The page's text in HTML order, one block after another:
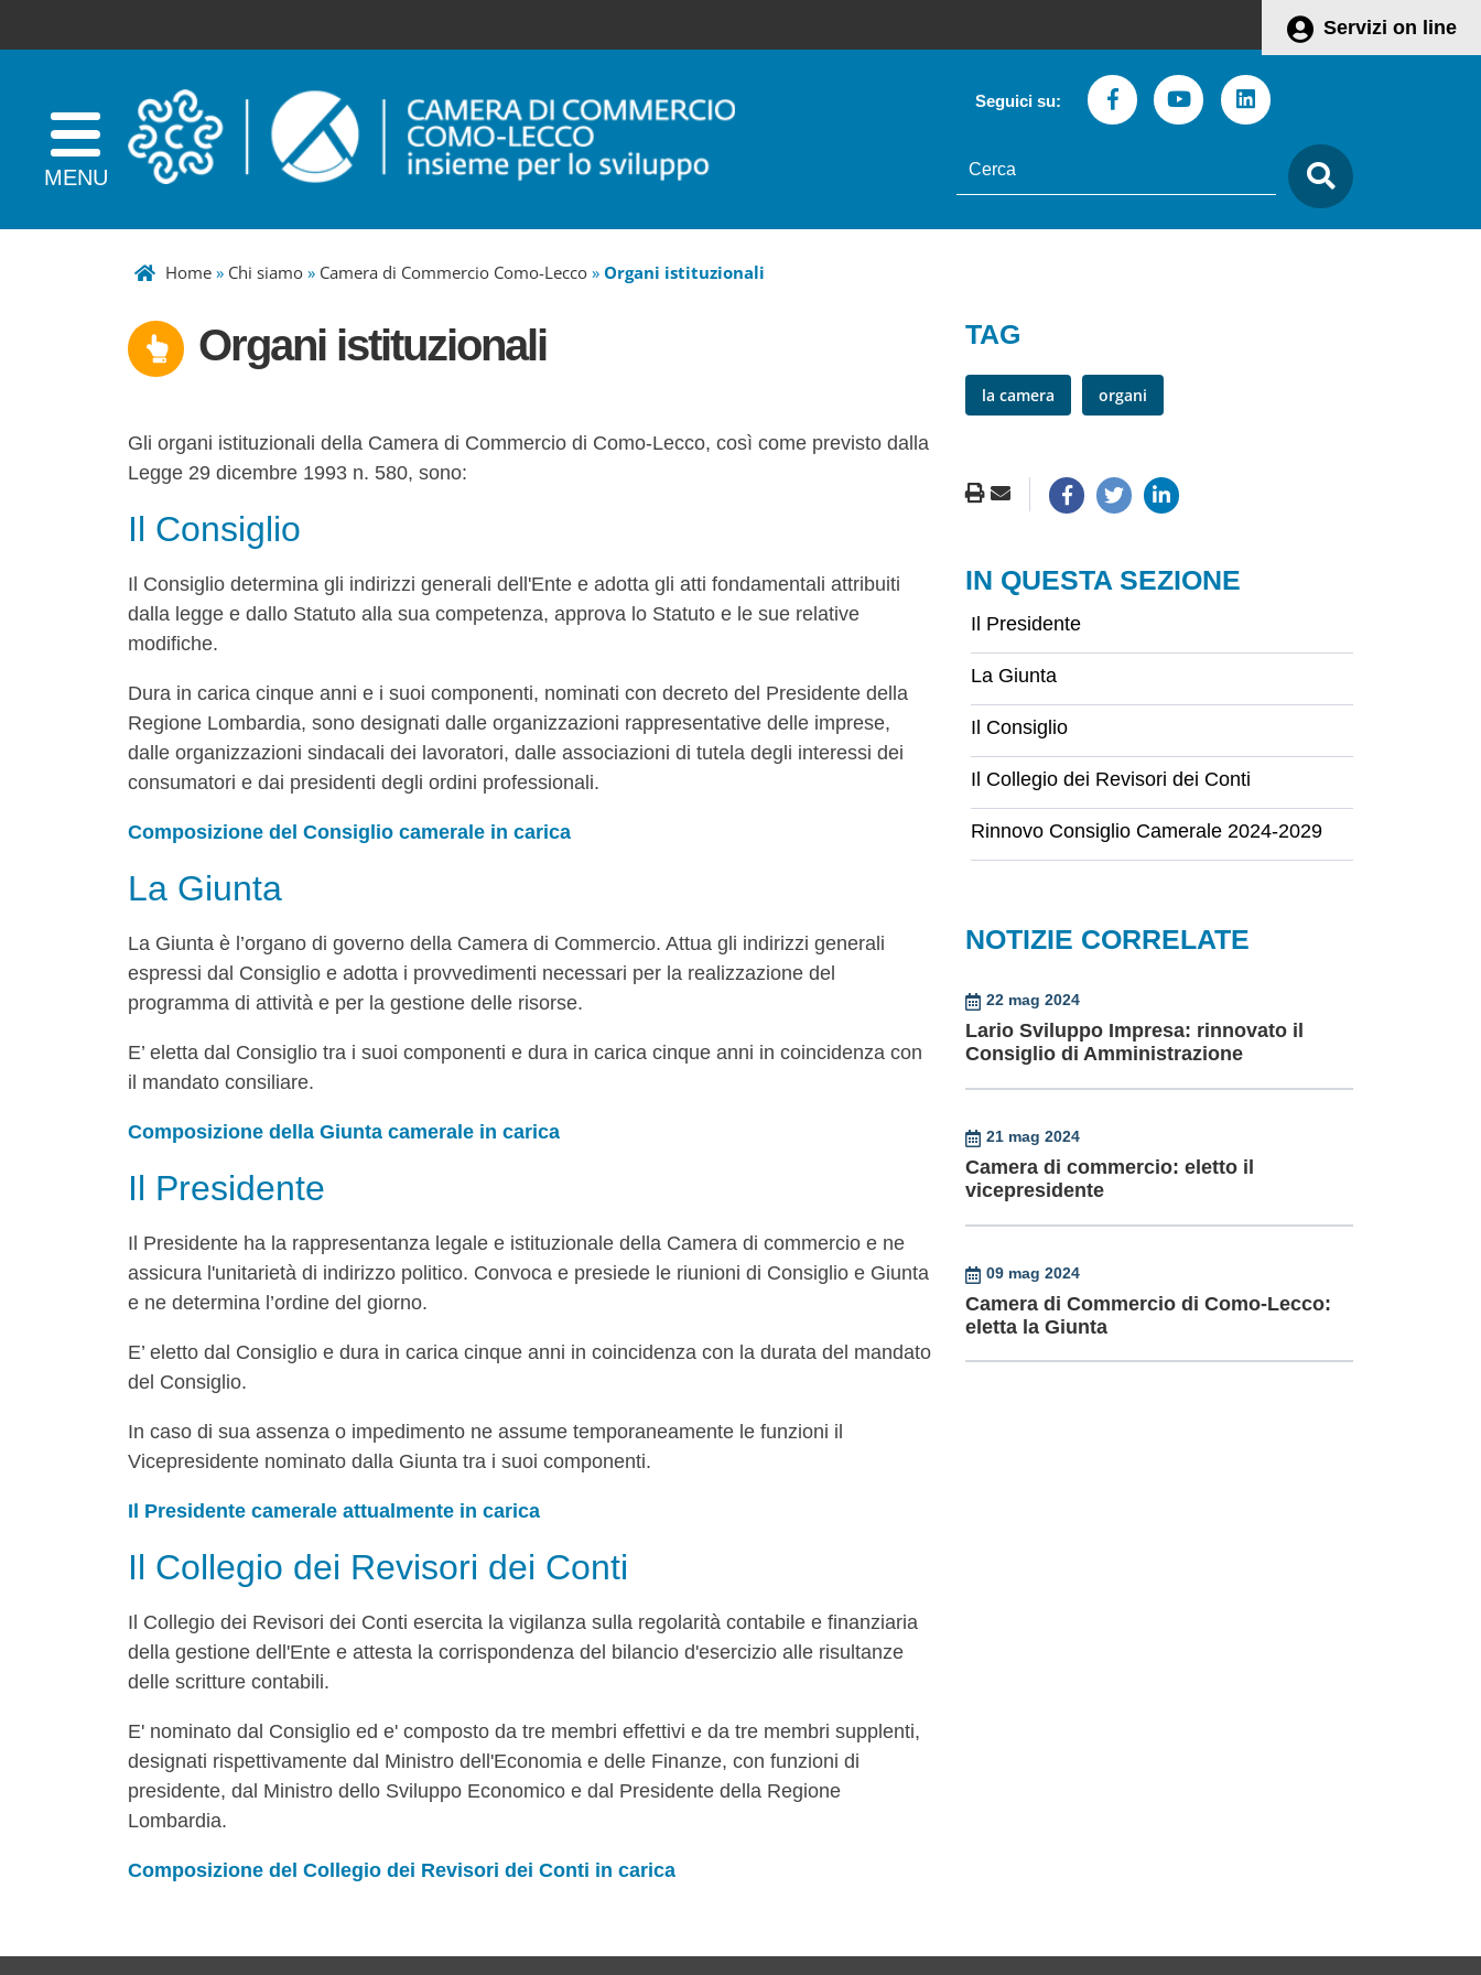
Servizi on line
Seguici su: FacebookYoutubeLinkedin
testo
da
cercare
Home» Chi siamo» Camera di Commercio Como-Lecco» Organi istituzionali
Organi istituzionali
Gli organi istituzionali della Camera di Commercio di Como-Lecco, così come previsto dalla
Legge 29 dicembre 1993 n. 580, sono:
Il Consiglio
Il Consiglio determina gli indirizzi generali dell'Ente e adotta gli atti fondamentali attribuiti
dalla legge e dallo Statuto alla sua competenza, approva lo Statuto e le sue relative
modifiche.
Dura in carica cinque anni e i suoi componenti, nominati con decreto del Presidente della
Regione Lombardia, sono designati dalle organizzazioni rappresentative delle imprese,
dalle organizzazioni sindacali dei lavoratori, dalle associazioni di tutela degli interessi dei
consumatori e dai presidenti degli ordini professionali.
Composizione del Consiglio camerale in carica
La Giunta
La Giunta è l’organo di governo della Camera di Commercio. Attua gli indirizzi generali
espressi dal Consiglio e adotta i provvedimenti necessari per la realizzazione del
programma di attività e per la gestione delle risorse.
E’ eletta dal Consiglio tra i suoi componenti e dura in carica cinque anni in coincidenza con
il mandato consiliare.
Composizione della Giunta camerale in carica
Il Presidente
Il Presidente ha la rappresentanza legale e istituzionale della Camera di commercio e ne
assicura l'unitarietà di indirizzo politico. Convoca e presiede le riunioni di Consiglio e Giunta
e ne determina l’ordine del giorno.
E’ eletto dal Consiglio e dura in carica cinque anni in coincidenza con la durata del mandato
del Consiglio.
In caso di sua assenza o impedimento ne assume temporaneamente le funzioni il
Vicepresidente nominato dalla Giunta tra i suoi componenti.
Il Presidente camerale attualmente in carica
Il Collegio dei Revisori dei Conti
Il Collegio dei Revisori dei Conti esercita la vigilanza sulla regolarità contabile e finanziaria
della gestione dell'Ente e attesta la corrispondenza del bilancio d'esercizio alle risultanze
delle scritture contabili.
E' nominato dal Consiglio ed e' composto da tre membri effettivi e da tre membri supplenti,
designati rispettivamente dal Ministro dell'Economia e delle Finanze, con funzioni di
presidente, dal Ministro dello Sviluppo Economico e dal Presidente della Regione
Lombardia.
Composizione del Collegio dei Revisori dei Conti in carica
TAG
la camera organi
IN QUESTA SEZIONE
Il Presidente
La Giunta
Il Consiglio
Il Collegio dei Revisori dei Conti
Rinnovo Consiglio Camerale 2024-2029
NOTIZIE CORRELATE
22 mag 2024
Lario Sviluppo Impresa: rinnovato il
Consiglio di Amministrazione
21 mag 2024
Camera di commercio: eletto il
vicepresidente
09 mag 2024
Camera di Commercio di Como-Lecco:
eletta la Giunta